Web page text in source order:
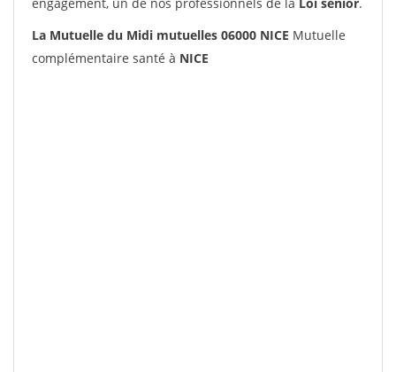
La Mutuelle du Midi mutuelles 06000 NICE Mutuelle
complémentaire santé à NICE